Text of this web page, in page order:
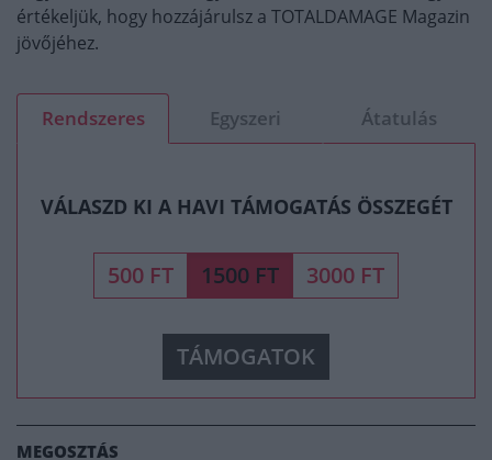
értékeljük, hogy hozzájárulsz a TOTALDAMAGE Magazin
jövőjéhez.
Rendszeres Egyszeri Átatulás
VÁLASZD KI A HAVI TÁMOGATÁS ÖSSZEGÉT
500 FT 1500 FT 3000 FT
TÁMOGATOK
MEGOSZTÁS